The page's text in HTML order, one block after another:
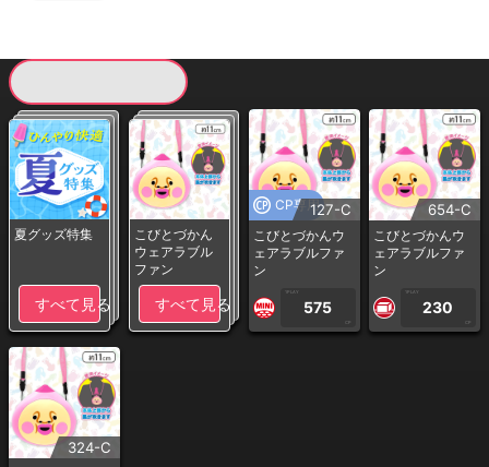
夏グッズ特集
すべて見る
こびとづかん
ウェアラブル
ファン
すべて見る
CP専用127-C
こびとづかんウ
ェアラブルファ
ン
1PLAY
575
CP
654-C
こびとづかんウ
ェアラブルファ
ン
1PLAY
230
CP
324-C